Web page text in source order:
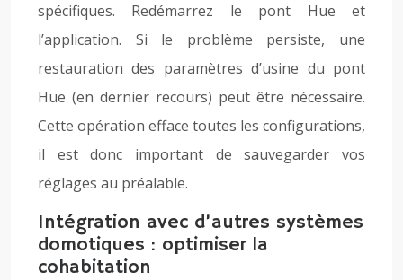
spécifiques. Redémarrez le pont Hue et
l’application. Si le problème persiste, une
restauration des paramètres d’usine du pont
Hue (en dernier recours) peut être nécessaire.
Cette opération efface toutes les configurations,
il est donc important de sauvegarder vos
réglages au préalable.
Intégration avec d’autres systèmes
domotiques : optimiser la
cohabitation